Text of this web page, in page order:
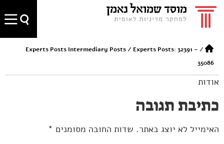
/
Experts Posts Intermediary Posts/ Experts Posts: 32391 –
35086
אודות
כתיבת תגובה
האימייל לא יוצג באתר. שדות החובה מסומנים *